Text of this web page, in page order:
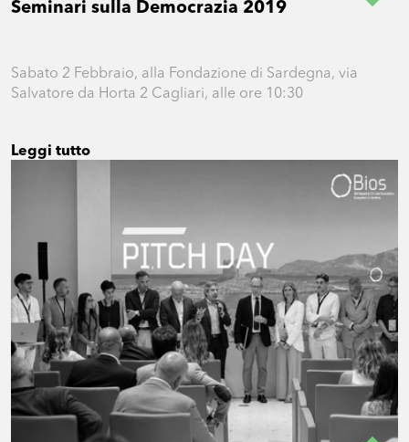
Seminari sulla Democrazia 2019
Sabato 2 Febbraio, alla Fondazione di Sardegna, via
Salvatore da Horta 2 Cagliari, alle ore 10:30
Leggi tutto